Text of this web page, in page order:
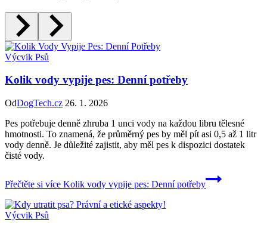
Výcvik Psů
Kolik vody vypije pes: Denní potřeby
OdDogTech.cz 26. 1. 2026
Pes potřebuje denně zhruba 1 unci vody na každou libru tělesné
hmotnosti. To znamená, že průměrný pes by měl pít asi 0,5 až 1 litr
vody denně. Je důležité zajistit, aby měl pes k dispozici dostatek
čisté vody.
Přečtěte si více Kolik vody vypije pes: Denní potřeby
Výcvik Psů